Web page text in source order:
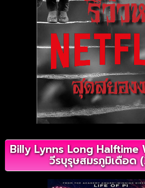
Billy Lynns Long Halftime
วีรบุรุษสมรภูมิเดือด